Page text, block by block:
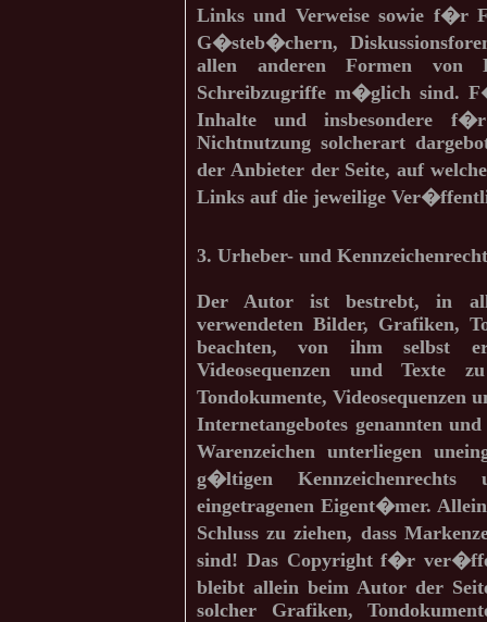
Links und Verweise sowie f�r
G�steb�chern,
allen anderen Formen von
Schreibzugriffe m�glich sind.
Inhalte und insbesondere
Nichtnutzung solcherart
der Anbieter der Seite, auf
Links auf die jeweilige
3. Urheber- und Kennzeichenrecht
Der Autor ist bestrebt, in
verwendeten Bilder, Grafiken,
beachten, von ihm selbst
Videosequenzen und Texte
Tondokumente, Videosequenzen
Internetangebotes genannten
Warenzeichen unterliegen
g�ltigen
eingetragenen Eigent�mer.
Schluss zu ziehen, dass
sind! Das Copyright f�r
bleibt allein beim Autor der
solcher Grafiken,